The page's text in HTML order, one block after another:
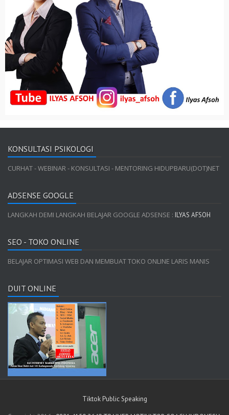
KONSULTASI PSIKOLOGI
CURHAT - WEBINAR - KONSULTASI - MENTORING HIDUPBARU(DOT)NET
ADSENSE GOOGLE
LANGKAH DEMI LANGKAH BELAJAR GOOGLE ADSENSE : ILYAS AFSOH
SEO - TOKO ONLINE
BELAJAR OPTIMASI WEB DAN MEMBUAT TOKO ONLINE LARIS MANIS
DUIT ONLINE
Tiktok Public Speaking